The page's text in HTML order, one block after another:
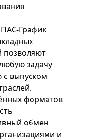
График,
позволяют
задачу
с выпуском
форматов
обмен
и